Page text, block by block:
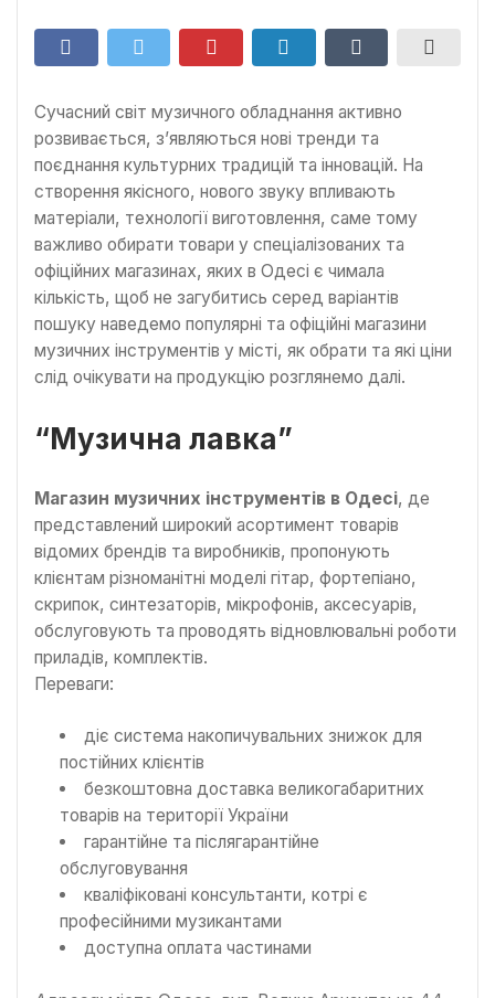
Сучасний світ музичного обладнання активно
розвивається, з’являються нові тренди та
поєднання культурних традицій та інновацій. На
створення якісного, нового звуку впливають
матеріали, технології виготовлення, саме тому
важливо обирати товари у спеціалізованих та
офіційних магазинах, яких в Одесі є чимала
кількість, щоб не загубитись серед варіантів
пошуку наведемо популярні та офіційні магазини
музичних інструментів у місті, як обрати та які ціни
слід очікувати на продукцію розглянемо далі.
“Музична лавка”
Магазин музичних інструментів в Одесі, де
представлений широкий асортимент товарів
відомих брендів та виробників, пропонують
клієнтам різноманітні моделі гітар, фортепіано,
скрипок, синтезаторів, мікрофонів, аксесуарів,
обслуговують та проводять відновлювальні роботи
приладів, комплектів.
Переваги:
діє система накопичувальних знижок для
постійних клієнтів
безкоштовна доставка великогабаритних
товарів на території України
гарантійне та післягарантійне
обслуговування
кваліфіковані консультанти, котрі є
професійними музикантами
доступна оплата частинами